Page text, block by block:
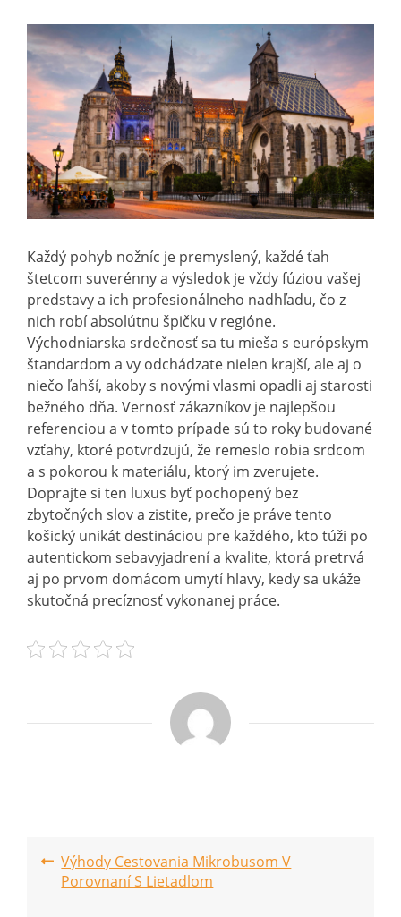
Každý pohyb nožníc je premyslený, každé ťah
štetcom suverénny a výsledok je vždy fúziou vašej
predstavy a ich profesionálneho nadhľadu, čo z
nich robí absolútnu špičku v regióne.
Východniarska srdečnosť sa tu mieša s európskym
štandardom a vy odchádzate nielen krajší, ale aj o
niečo ľahší, akoby s novými vlasmi opadli aj starosti
bežného dňa. Vernosť zákazníkov je najlepšou
referenciou a v tomto prípade sú to roky budované
vzťahy, ktoré potvrdzujú, že remeslo robia srdcom
a s pokorou k materiálu, ktorý im zverujete.
Doprajte si ten luxus byť pochopený bez
zbytočných slov a zistite, prečo je práve tento
košický unikát destináciou pre každého, kto túži po
autentickom sebavyjadrení a kvalite, ktorá pretrvá
aj po prvom domácom umytí hlavy, kedy sa ukáže
skutočná precíznosť vykonanej práce.
Post
navigation
Výhody Cestovania Mikrobusom V
Porovnaní S Lietadlom